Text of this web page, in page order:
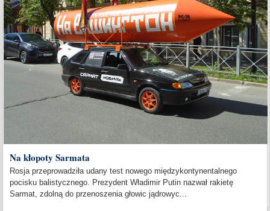
Na kłopoty Sarmata
Rosja przeprowadziła udany test nowego międzykontynentalnego
pocisku balistycznego. Prezydent Władimir Putin nazwał rakietę
Sarmat, zdolną do przenoszenia głowic jądrowyc...